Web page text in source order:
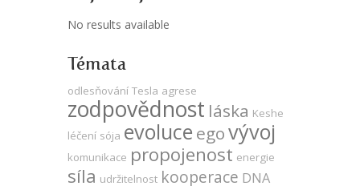
No results available
Témata
odlesňování Tesla agrese
zodpovědnost láska Keshe
léčení sója evoluce egovývoj
komunikace propojenost energie
síla udržitelnost kooperace DNA